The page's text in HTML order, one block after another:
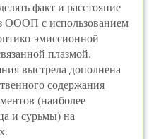
факт и расстояние
ОООП с использованием
эмиссионной
плазмой.
выстрела дополнена
содержания
(наиболее
и сурьмы) на